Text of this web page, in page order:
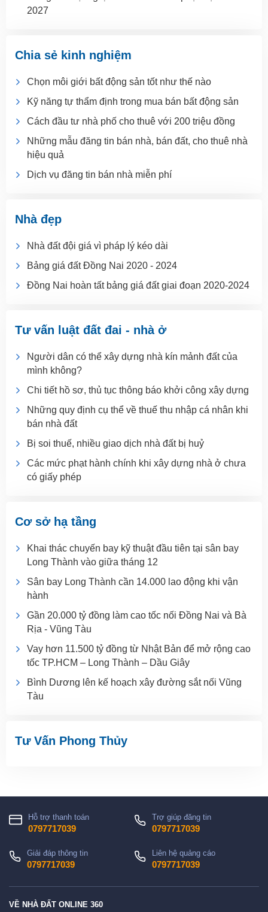
2027
Chia sẻ kinh nghiệm
Chọn môi giới bất động sản tốt như thế nào
Kỹ năng tự thẩm định trong mua bán bất động sản
Cách đầu tư nhà phố cho thuê với 200 triệu đồng
Những mẫu đăng tin bán nhà, bán đất, cho thuê nhà
hiệu quả
Dịch vụ đăng tin bán nhà miễn phí
Nhà đẹp
Nhà đất đội giá vì pháp lý kéo dài
Bảng giá đất Đồng Nai 2020 - 2024
Đồng Nai hoàn tất bảng giá đất giai đoạn 2020-2024
Tư vấn luật đất đai - nhà ở
Người dân có thể xây dựng nhà kín mảnh đất của
mình không?
Chi tiết hồ sơ, thủ tục thông báo khởi công xây dựng
Những quy định cụ thể về thuế thu nhập cá nhân khi
bán nhà đất
Bị soi thuế, nhiều giao dịch nhà đất bị huỷ
Các mức phạt hành chính khi xây dựng nhà ở chưa
có giấy phép
Cơ sở hạ tầng
Khai thác chuyến bay kỹ thuật đầu tiên tại sân bay
Long Thành vào giữa tháng 12
Sân bay Long Thành cần 14.000 lao động khi vận
hành
Gần 20.000 tỷ đồng làm cao tốc nối Đồng Nai và Bà
Rịa - Vũng Tàu
Vay hơn 11.500 tỷ đồng từ Nhật Bản để mở rộng cao
tốc TP.HCM – Long Thành – Dầu Giây
Bình Dương lên kế hoạch xây đường sắt nối Vũng
Tàu
Tư Vấn Phong Thủy
Hỗ trợ thanh toán
0797717039
Trợ giúp đăng tin
0797717039
Giải đáp thông tin
0797717039
Liên hệ quảng cáo
0797717039
VỀ NHÀ ĐẤT ONLINE 360